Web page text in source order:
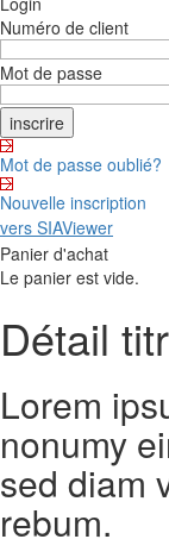
Numéro de client
Mot de passe
Mot de passe oublié?
Nouvelle inscription
vers SIAViewer
Panier d'achat
Le panier est vide.
Détail
Lorem
nonumy
sed diam
rebum.